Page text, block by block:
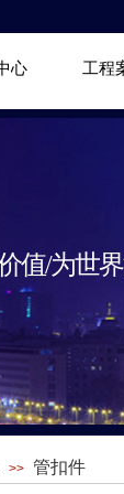
心 工程
值/为世
>> 管扣件